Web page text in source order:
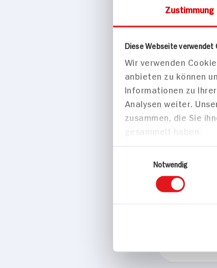
Zustimmung
Diese Webseite verwendet
Wir verwenden
anbieten zu können
Informationen zu
Analysen weiter.
zusammen, die Sie
gesammelt haben.
Notwendig
Drogerie &
Weleda
20ml